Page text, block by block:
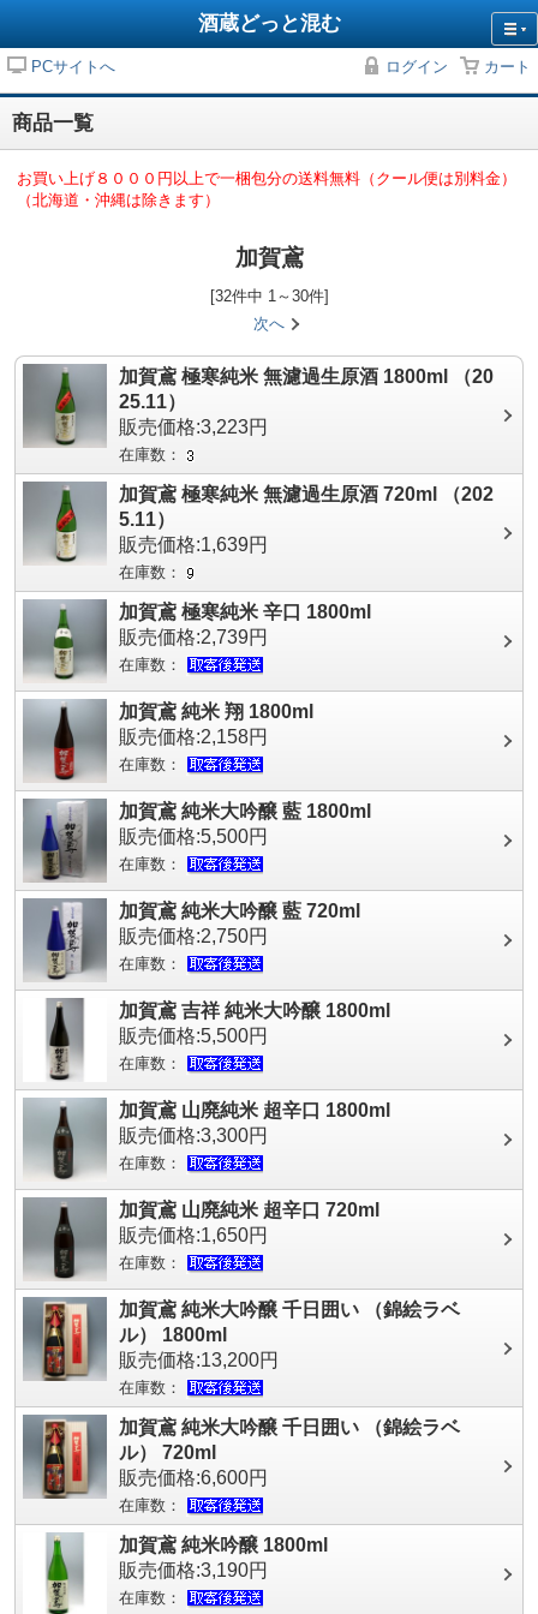
酒蔵どっと混む
PCサイトへ ログイン カート
商品一覧
お買い上げ８０００円以上で一梱包分の送料無料（クール便は別料金）
（北海道・沖縄は除きます）
加賀鳶
[32件中 1～30件]
次へ
加賀鳶 極寒純米 無濾過生原酒 1800ml （20
25.11）
販売価格:3,223円
在庫数：
加賀鳶 極寒純米 無濾過生原酒 720ml （202
5.11）
販売価格:1,639円
在庫数：
加賀鳶 極寒純米 辛口 1800ml
販売価格:2,739円
在庫数：
加賀鳶 純米 翔 1800ml
販売価格:2,158円
在庫数：
加賀鳶 純米大吟醸 藍 1800ml
販売価格:5,500円
在庫数：
加賀鳶 純米大吟醸 藍 720ml
販売価格:2,750円
在庫数：
加賀鳶 吉祥 純米大吟醸 1800ml
販売価格:5,500円
在庫数：
加賀鳶 山廃純米 超辛口 1800ml
販売価格:3,300円
在庫数：
加賀鳶 山廃純米 超辛口 720ml
販売価格:1,650円
在庫数：
加賀鳶 純米大吟醸 千日囲い （錦絵ラベ
ル） 1800ml
販売価格:13,200円
在庫数：
加賀鳶 純米大吟醸 千日囲い （錦絵ラベ
ル） 720ml
販売価格:6,600円
在庫数：
加賀鳶 純米吟醸 1800ml
販売価格:3,190円
在庫数：